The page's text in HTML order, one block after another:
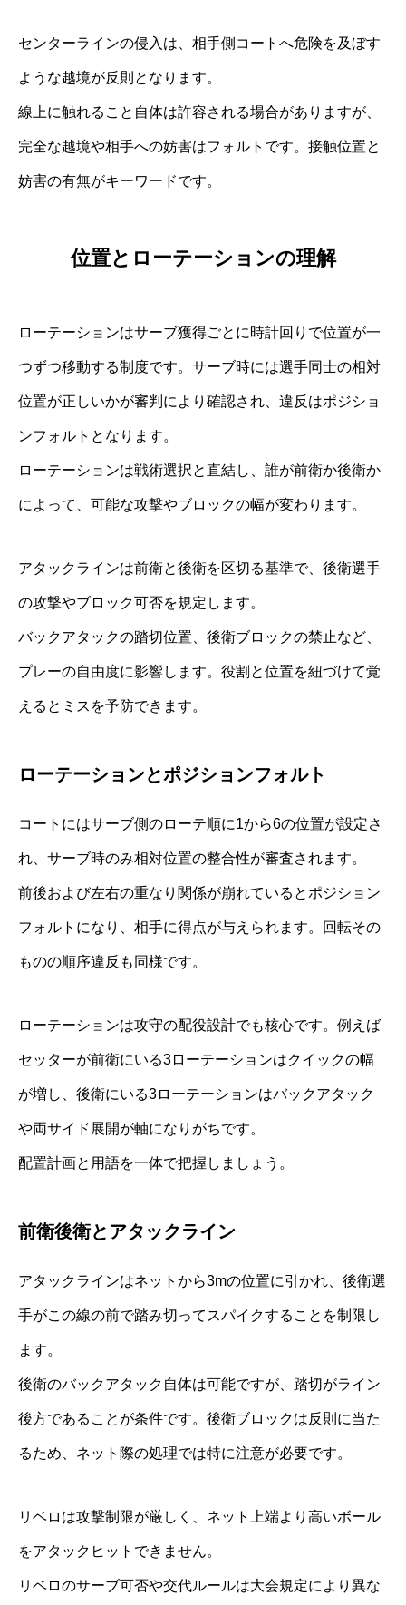
センターラインの侵入は、相手側コートへ危険を及ぼす
ような越境が反則となります。
線上に触れること自体は許容される場合がありますが、
完全な越境や相手への妨害はフォルトです。接触位置と
妨害の有無がキーワードです。
位置とローテーションの理解
ローテーションはサーブ獲得ごとに時計回りで位置が一
つずつ移動する制度です。サーブ時には選手同士の相対
位置が正しいかが審判により確認され、違反はポジショ
ンフォルトとなります。
ローテーションは戦術選択と直結し、誰が前衛か後衛か
によって、可能な攻撃やブロックの幅が変わります。
アタックラインは前衛と後衛を区切る基準で、後衛選手
の攻撃やブロック可否を規定します。
バックアタックの踏切位置、後衛ブロックの禁止など、
プレーの自由度に影響します。役割と位置を紐づけて覚
えるとミスを予防できます。
ローテーションとポジションフォルト
コートにはサーブ側のローテ順に1から6の位置が設定さ
れ、サーブ時のみ相対位置の整合性が審査されます。
前後および左右の重なり関係が崩れているとポジション
フォルトになり、相手に得点が与えられます。回転その
ものの順序違反も同様です。
ローテーションは攻守の配役設計でも核心です。例えば
セッターが前衛にいる3ローテーションはクイックの幅
が増し、後衛にいる3ローテーションはバックアタック
や両サイド展開が軸になりがちです。
配置計画と用語を一体で把握しましょう。
前衛後衛とアタックライン
アタックラインはネットから3mの位置に引かれ、後衛選
手がこの線の前で踏み切ってスパイクすることを制限し
ます。
後衛のバックアタック自体は可能ですが、踏切がライン
後方であることが条件です。後衛ブロックは反則に当た
るため、ネット際の処理では特に注意が必要です。
リベロは攻撃制限が厳しく、ネット上端より高いボール
をアタックヒットできません。
リベロのサーブ可否や交代ルールは大会規定により異な